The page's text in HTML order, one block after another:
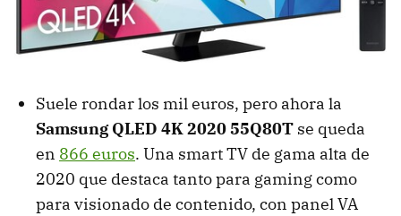
Suele rondar los mil euros, pero ahora la
Samsung QLED 4K 2020 55Q80T se queda
en 866 euros. Una smart TV de gama alta de
2020 que destaca tanto para gaming como
para visionado de contenido, con panel VA